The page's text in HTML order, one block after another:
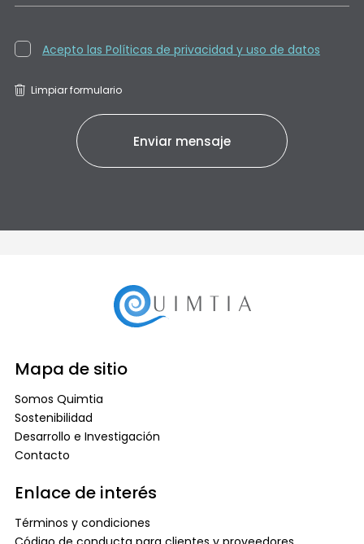
Acepto las Políticas de privacidad y uso de datos
Limpiar formulario
Mapa de sitio
Somos Quimtia
Sostenibilidad
Desarrollo e Investigación
Contacto
Enlace de interés
Términos y condiciones